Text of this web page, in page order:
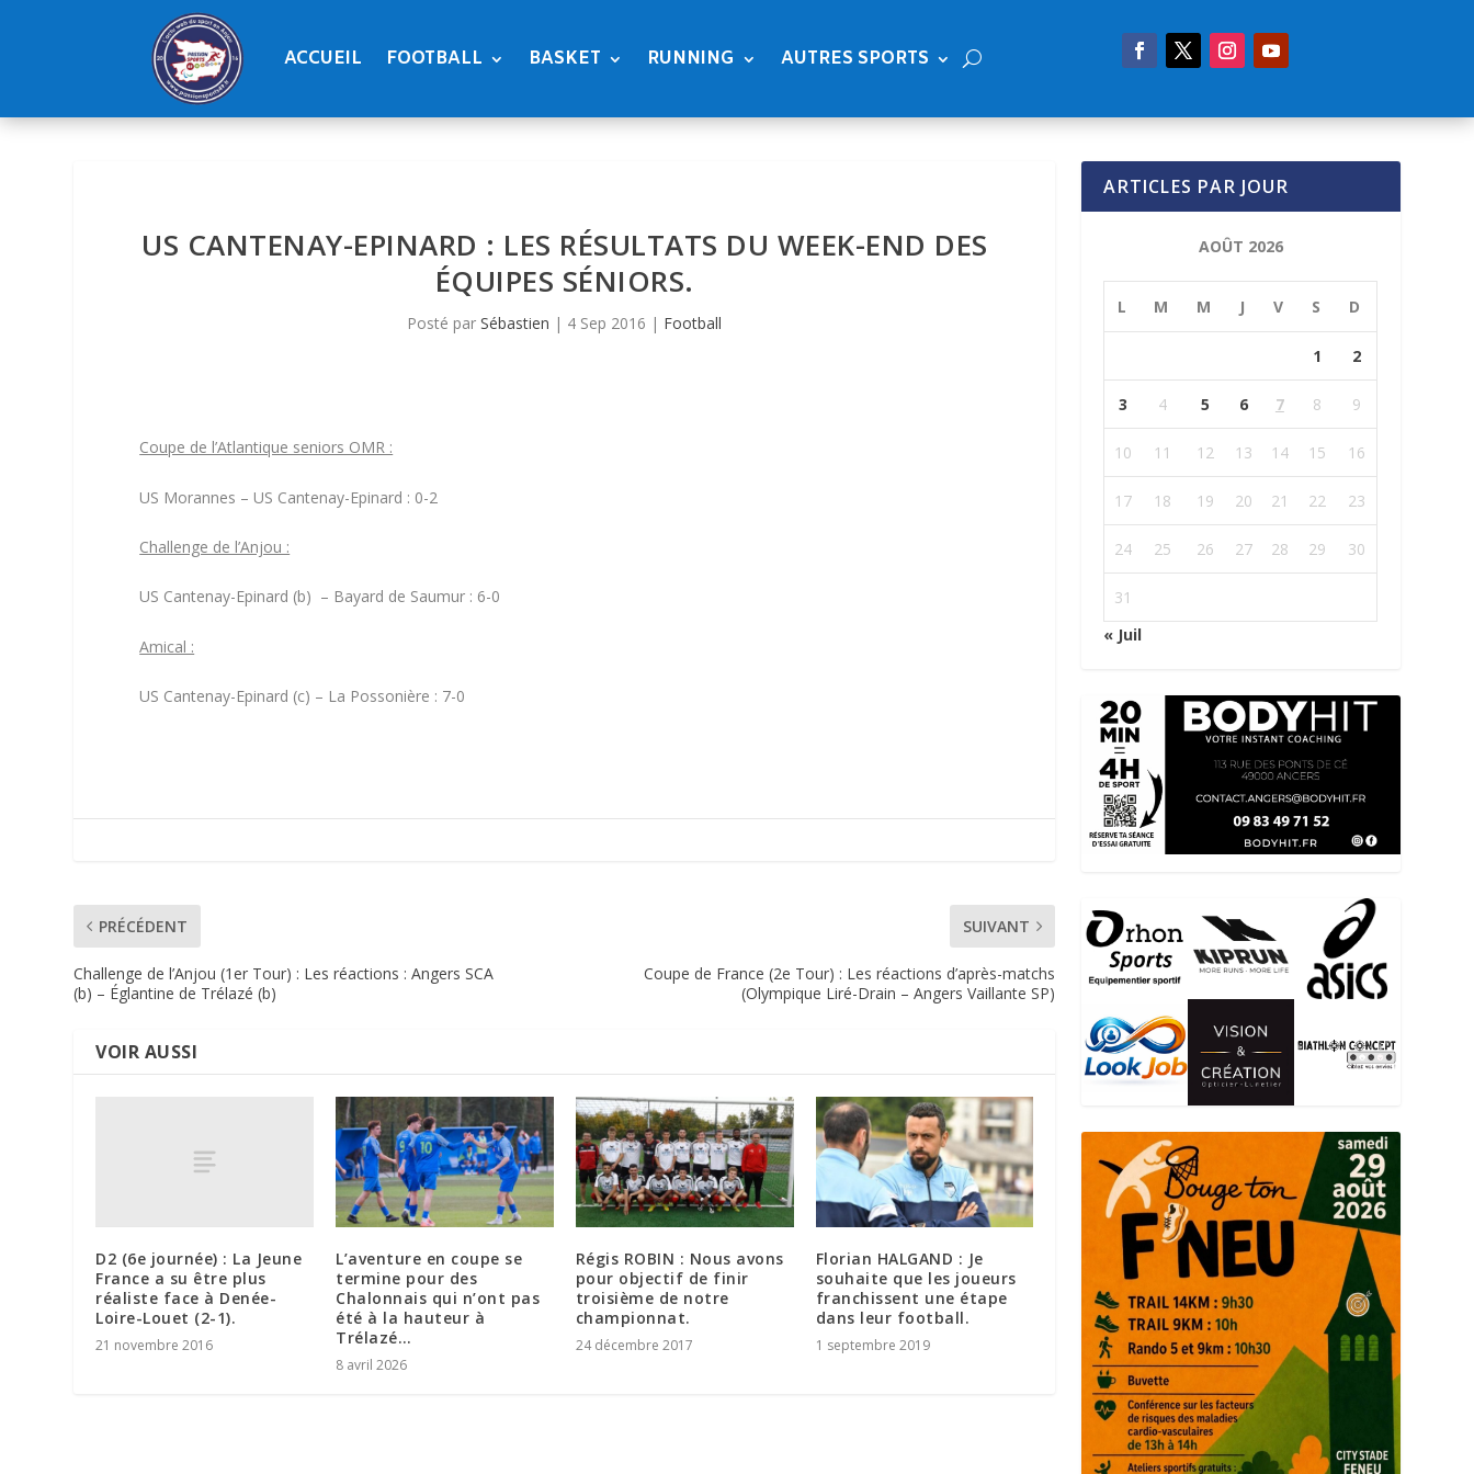
ACCUEIL FOOTBALL BASKET RUNNING AUTRES SPORTS
US CANTENAY-EPINARD : LES RÉSULTATS DU WEEK-END DES
ÉQUIPES SÉNIORS.
Posté parSébastien | 4 Sep 2016 | Football
Coupe de l’Atlantique seniors OMR :
US Morannes – US Cantenay-Epinard : 0-2
Challenge de l’Anjou :
US Cantenay-Epinard (b) – Bayard de Saumur : 6-0
Amical :
US Cantenay-Epinard (c) – La Possonière : 7-0
PRÉCÉDENT
Challenge de l’Anjou (1er Tour) : Les réactions : Angers SCA
(b) – Églantine de Trélazé (b)
SUIVANT
Coupe de France (2e Tour) : Les réactions d’après-matchs
(Olympique Liré-Drain – Angers Vaillante SP)
VOIR AUSSI
D2 (6e journée) : La Jeune
France a su être plus
réaliste face à Denée-
Loire-Louet (2-1).
21 novembre 2016
L’aventure en coupe se
termine pour des
Chalonnais qui n’ont pas
été à la hauteur à
Trélazé…
8 avril 2026
Régis ROBIN : Nous avons
pour objectif de finir
troisième de notre
championnat.
24 décembre 2017
Florian HALGAND : Je
souhaite que les joueurs
franchissent une étape
dans leur football.
1 septembre 2019
ARTICLES PAR JOUR
AOÛT 2026
L M M J V S D
1 2
3 4 5 6 7 8 9
10 11 12 13 14 15 16
17 18 19 20 21 22 23
24 25 26 27 28 29 30
31
« Juil